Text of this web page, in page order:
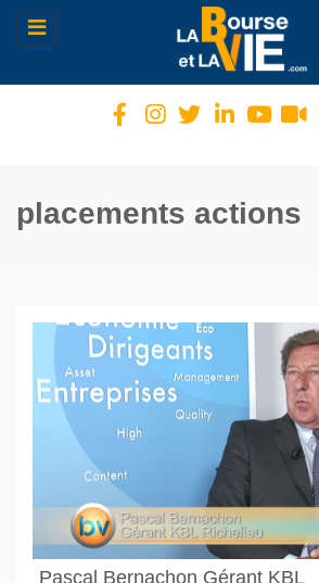
Toggle
navigation
placements actions
Pascal Bernachon Gérant KBL